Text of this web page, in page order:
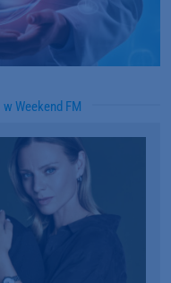
w Weekend FM